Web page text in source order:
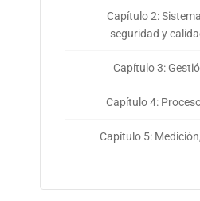
Capítulo 2:
seguridad y
Capítulo 3:
Capítulo 4:
Capítulo 5: